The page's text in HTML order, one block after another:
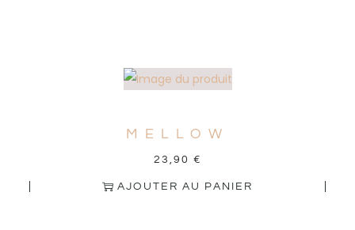
MELLOW
23,90 €
AJOUTER AU PANIER